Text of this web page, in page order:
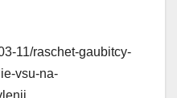
11/raschet-gaubitcy-
vsu-na-